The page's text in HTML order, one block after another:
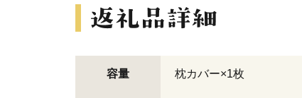
容量 枕カバー×1枚